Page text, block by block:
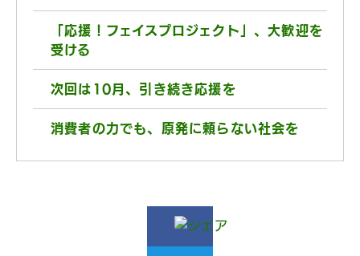
「応援！フェイスプロジェクト」、大歓迎を
受ける
次回は10月、引き続き応援を
消費者の力でも、原発に頼らない社会を